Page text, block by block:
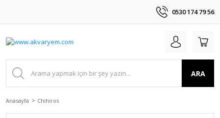
0530 174 79 56
ARA
Anasayfa Chihiros